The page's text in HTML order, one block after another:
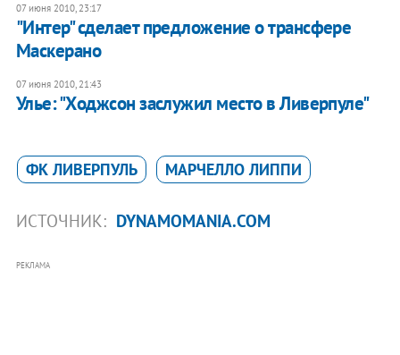
07 июня 2010, 23:17
"Интер" сделает предложение о трансфере
Маскерано
07 июня 2010, 21:43
Улье: "Ходжсон заслужил место в Ливерпуле"
ФК ЛИВЕРПУЛЬ МАРЧЕЛЛО ЛИППИ
ИСТОЧНИК: DYNAMOMANIA.COM
РЕКЛАМА